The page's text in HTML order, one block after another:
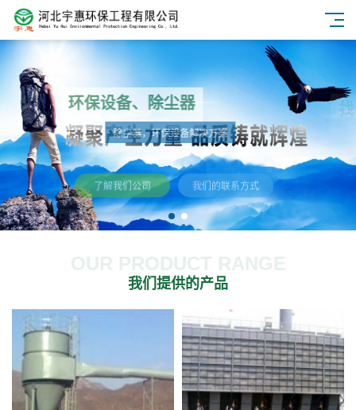
环保设备、除尘器
除尘器，环保设备解决方案
了解我们公司 我们的联系方式
OUR PRODUCT RANGE
我们提供的产品